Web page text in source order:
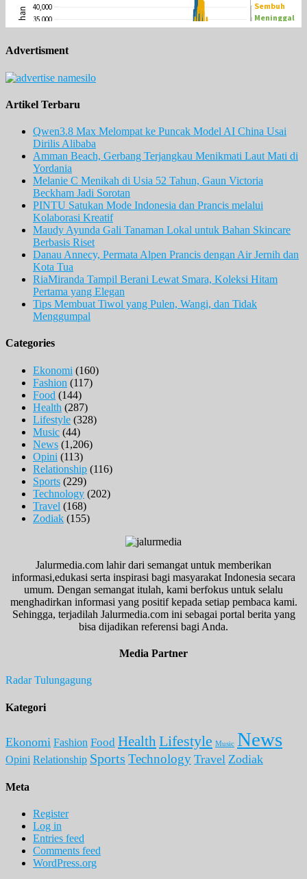
Advertisment
Artikel Terbaru
Qwen3.8 Max Melompat ke Puncak Model AI China Usai
Dirilis Alibaba
Amman Beach, Gerbang Terjangkau Menikmati Laut Mati di
Yordania
Melanie C Menikah di Usia 52 Tahun, Gaun Victoria
Beckham Jadi Sorotan
PINTU Satukan Mode Indonesia dan Prancis melalui
Kolaborasi Kreatif
Maudy Ayunda Gali Tanaman Lokal untuk Bahan Skincare
Berbasis Riset
Danau Annecy, Permata Alpen Prancis dengan Air Jernih dan
Kota Tua
RiaMiranda Tampil Berani Lewat Smara, Koleksi Hitam
Pertama yang Elegan
Tips Membuat Tiwol yang Pulen, Wangi, dan Tidak
Menggumpal
Categories
Ekonomi (160)
Fashion (117)
Food (144)
Health (287)
Lifestyle (328)
Music (44)
News (1,206)
Opini (113)
Relationship (116)
Sports (229)
Technology (202)
Travel (168)
Zodiak (155)
Jalurmedia.com lahir dari semangat untuk memberikan
informasi,edukasi serta inspirasi bagi masyarakat Indonesia secara
umum. Dengan semangat itulah, kami berfokus untuk selalu
menghadirkan informasi yang positif kepada setiap pembaca kami.
Sehingga, terjadilah Jalurmedia.com ini sebagai portal berita yang
bisa dijadikan referensi bagi Anda.
Media Partner
Radar Tulungagung
Kategori
Ekonomi Fashion Food Health Lifestyle Music News
Opini Relationship Sports Technology Travel Zodiak
Meta
Register
Log in
Entries feed
Comments feed
WordPress.org